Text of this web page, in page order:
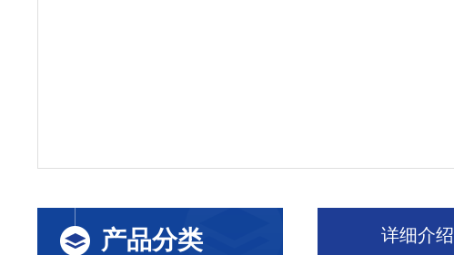
产品分类 详细介绍